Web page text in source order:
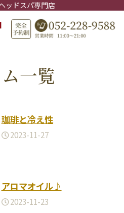
ッドスパ専門店
一覧
珈琲と冷え性
2023-11-27
アロマオイル♪
2023-11-23